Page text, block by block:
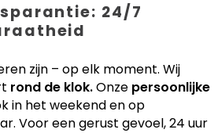
24/7
zijn – op elk moment. Wij
rond de klok.Onze persoonlijke
in het weekend en op
Voor een gerust gevoel, 24 uur